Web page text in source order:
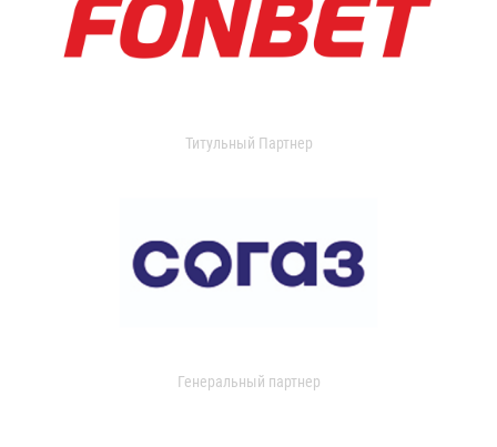
Титульный Партнер
Генеральный партнер